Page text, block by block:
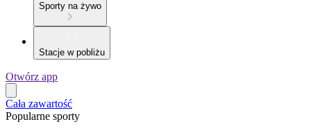
Sporty na żywo
Stacje w pobliżu
Otwórz app
Cała zawartość
Popularne sporty